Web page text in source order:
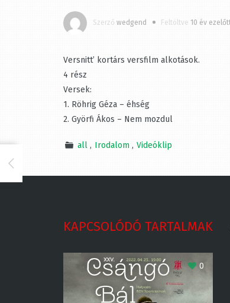
Szerzőwedgend Feltöltve10 év ezelőtt
Versnitt’ kortárs versfilm alkotások.
4 rész
Versek:
1. Röhrig Géza – éhség
2. Györfi Ákos – Nem mozdul
all Irodalom Videóklip
KAPCSOLÓDÓ TARTALMAK
0